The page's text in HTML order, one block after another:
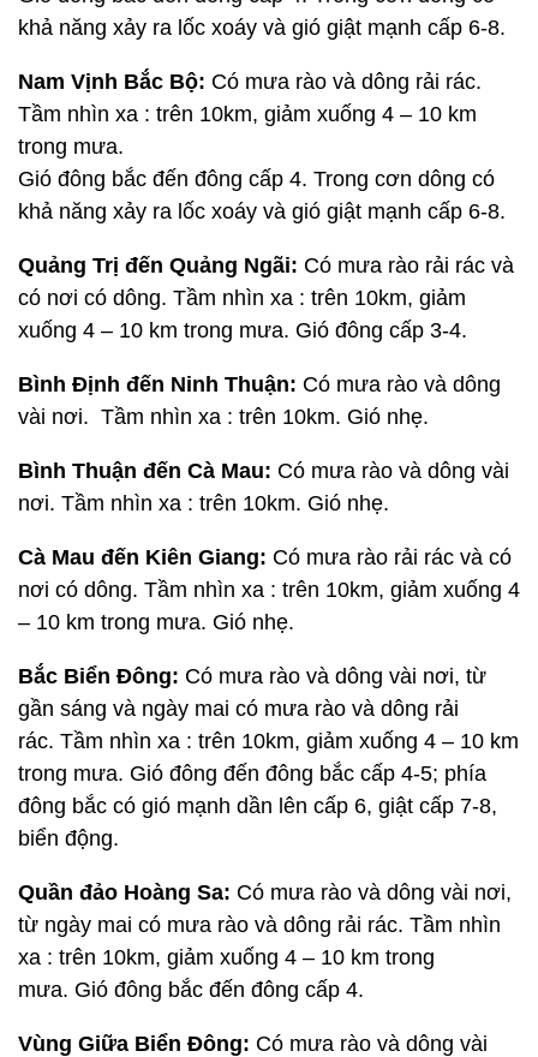
khả năng xảy ra lốc xoáy và gió giật mạnh cấp 6-8.
Nam Vịnh Bắc Bộ: Có mưa rào và dông rải rác.
Tầm nhìn xa : trên 10km, giảm xuống 4 – 10 km
trong mưa.
Gió đông bắc đến đông cấp 4. Trong cơn dông có
khả năng xảy ra lốc xoáy và gió giật mạnh cấp 6-8.
Quảng Trị đến Quảng Ngãi: Có mưa rào rải rác và
có nơi có dông. Tầm nhìn xa : trên 10km, giảm
xuống 4 – 10 km trong mưa. Gió đông cấp 3-4.
Bình Định đến Ninh Thuận: Có mưa rào và dông
vài nơi. Tầm nhìn xa : trên 10km. Gió nhẹ.
Bình Thuận đến Cà Mau: Có mưa rào và dông vài
nơi. Tầm nhìn xa : trên 10km. Gió nhẹ.
Cà Mau đến Kiên Giang: Có mưa rào rải rác và có
nơi có dông. Tầm nhìn xa : trên 10km, giảm xuống 4
– 10 km trong mưa. Gió nhẹ.
Bắc Biển Đông: Có mưa rào và dông vài nơi, từ
gần sáng và ngày mai có mưa rào và dông rải
rác. Tầm nhìn xa : trên 10km, giảm xuống 4 – 10 km
trong mưa. Gió đông đến đông bắc cấp 4-5; phía
đông bắc có gió mạnh dần lên cấp 6, giật cấp 7-8,
biển động.
Quần đảo Hoàng Sa: Có mưa rào và dông vài nơi,
từ ngày mai có mưa rào và dông rải rác. Tầm nhìn
xa : trên 10km, giảm xuống 4 – 10 km trong
mưa. Gió đông bắc đến đông cấp 4.
Vùng Giữa Biển Đông: Có mưa rào và dông vài